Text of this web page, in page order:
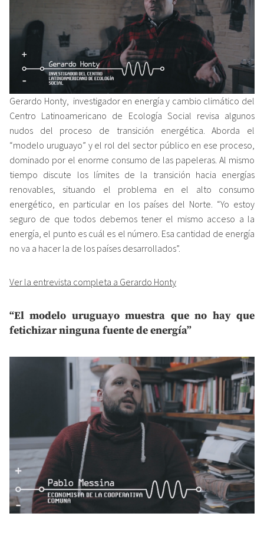
Gerardo Honty, investigador en energía y cambio climático del
Centro Latinoamericano de Ecología Social revisa algunos
nudos del proceso de transición energética. Aborda el
“modelo uruguayo” y el rol del sector público en ese proceso,
dominado por el enorme consumo de las papeleras. Al mismo
tiempo discute los límites de la transición hacia energías
renovables, situando el problema en el alto consumo
energético, en particular en los países del Norte. “Yo estoy
seguro de que todos debemos tener el mismo acceso a la
energía, el punto es cuál es el número. Esa cantidad de energía
no va a hacer la de los países desarrollados”.
Ver la entrevista completa a Gerardo Honty
“El modelo uruguayo muestra que no hay que
fetichizar ninguna fuente de energía”